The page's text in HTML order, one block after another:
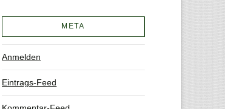
META
Anmelden
Eintrags-Feed